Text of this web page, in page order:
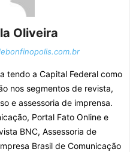
Oliveira
tendo a Capital Federal como
nos segmentos de revista,
e assessoria de imprensa.
Portal Fato Online e
BNC, Assessoria de
Brasil de Comunicação